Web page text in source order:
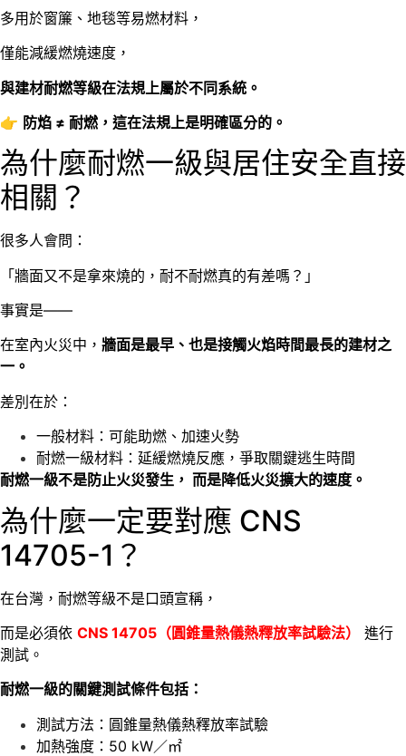
多用於窗簾、地毯等易燃材料，
僅能減緩燃燒速度，
與建材耐燃等級在法規上屬於不同系統。
👉 防焰 ≠ 耐燃，這在法規上是明確區分的。
為什麼耐燃一級與居住安全直接
相關？
很多人會問：
「牆面又不是拿來燒的，耐不耐燃真的有差嗎？」
事實是——
在室內火災中， 牆面是最早、也是接觸火焰時間最長的建材之
一。
差別在於：
一般材料：可能助燃、加速火勢
耐燃一級材料：延緩燃燒反應，爭取關鍵逃生時間
耐燃一級不是防止火災發生， 而是降低火災擴大的速度。
為什麼一定要對應 CNS
14705-1？
在台灣，耐燃等級不是口頭宣稱，
而是必須依 CNS 14705（圓錐量熱儀熱釋放率試驗法）
進行
測試。
耐燃一級的關鍵測試條件包括：
測試方法：圓錐量熱儀熱釋放率試驗
加熱強度：50 kW／㎡